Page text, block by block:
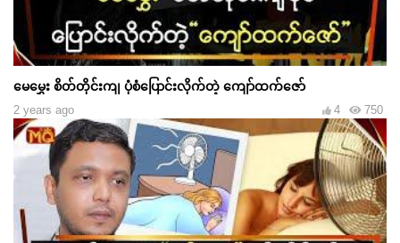
မေမွှေး စိတ်တိုင်းကျ ပုံစံပြောင်းလိုက်တဲ့ ကျော်ထက်ဇော်
2 years ago 750
4